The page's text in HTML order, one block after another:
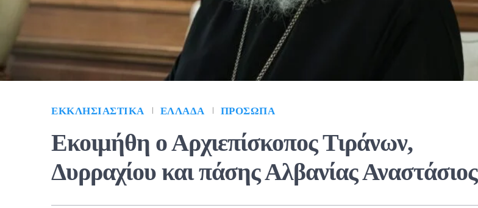
ΕΚΚΛΗΣΙΑΣΤΙΚΆ ΕΛΛΆΔΑ ΠΡΌΣΩΠΑ
Εκοιμήθη ο Αρχιεπίσκοπος Τιράνων,
Δυρραχίου και πάσης Αλβανίας Αναστάσιος